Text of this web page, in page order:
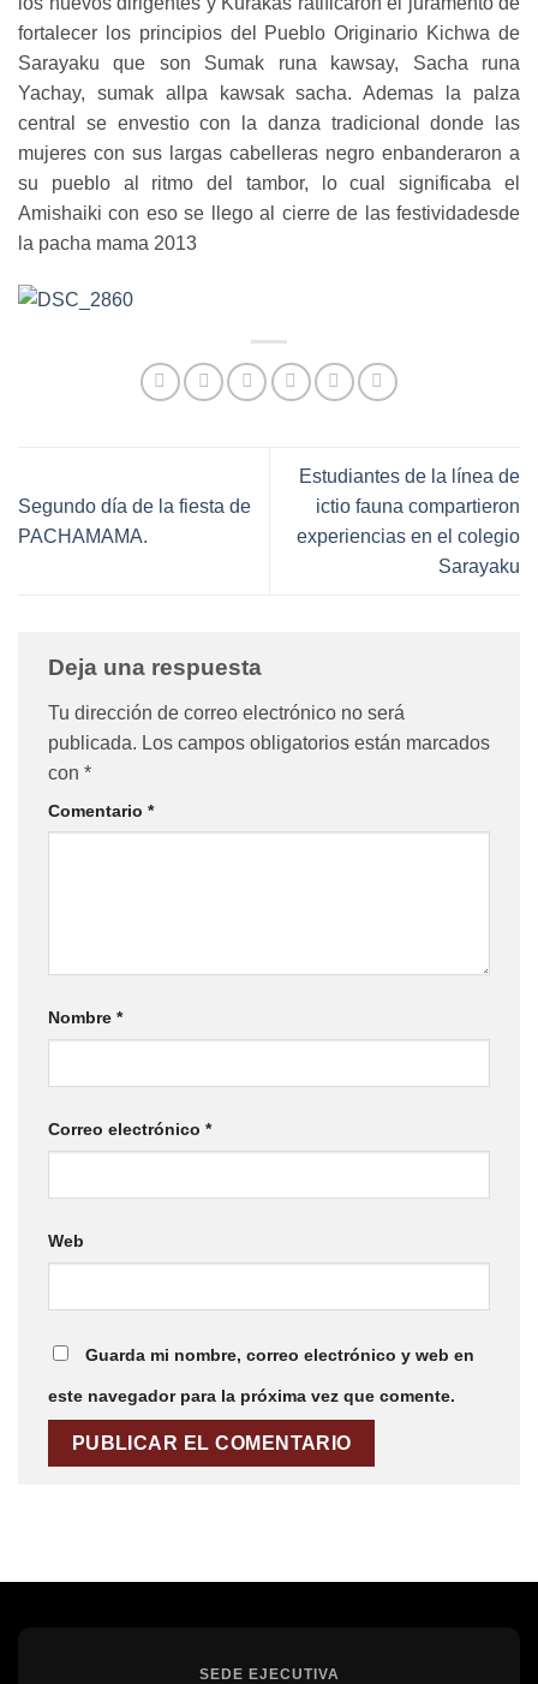
fortalecer los principios del Pueblo Originario Kichwa de
Sarayaku que son Sumak runa kawsay, Sacha runa
Yachay, sumak allpa kawsak sacha. Ademas la palza
central se envestio con la danza tradicional donde las
mujeres con sus largas cabelleras negro enbanderaron a
su pueblo al ritmo del tambor, lo cual significaba el
Amishaiki con eso se llego al cierre de las festividadesde
la pacha mama 2013
Segundo día de la fiesta de
PACHAMAMA.
Estudiantes de la línea de
ictio fauna compartieron
experiencias en el colegio
Sarayaku
Deja una respuesta
Tu dirección de correo electrónico no será
publicada. Los campos obligatorios están marcados
con *
Comentario *
Nombre *
Correo electrónico *
Web
Guarda mi nombre, correo electrónico y web en
este navegador para la próxima vez que comente.
SEDE EJECUTIVA